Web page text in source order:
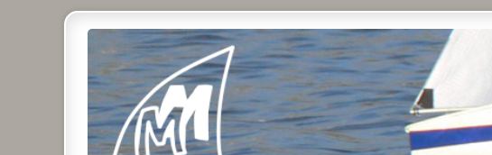
Micro Magic Forum Deutschland